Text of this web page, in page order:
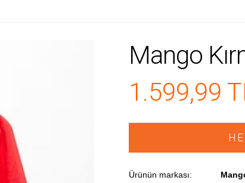
Mango
1.599,99
Ürünün markası: